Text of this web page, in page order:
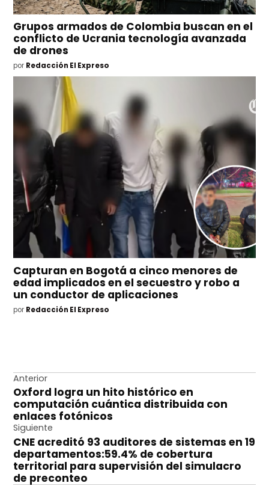
Grupos armados de Colombia buscan en el
conflicto de Ucrania tecnología avanzada
de drones
por Redacción El Expreso
Capturan en Bogotá a cinco menores de
edad implicados en el secuestro y robo a
un conductor de aplicaciones
por Redacción El Expreso
Navegación
de
entradas
Anterior
Oxford logra un hito histórico en
computación cuántica distribuida con
enlaces fotónicos
Siguiente
CNE acreditó 93 auditores de sistemas en 19
departamentos:59.4% de cobertura
territorial para supervisión del simulacro
de preconteo